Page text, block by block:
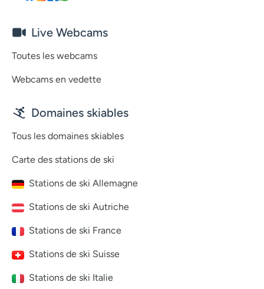
Live Webcams
Toutes les webcams
Webcams en vedette
Domaines skiables
Tous les domaines skiables
Carte des stations de ski
Stations de ski Allemagne
Stations de ski Autriche
Stations de ski France
Stations de ski Suisse
Stations de ski Italie